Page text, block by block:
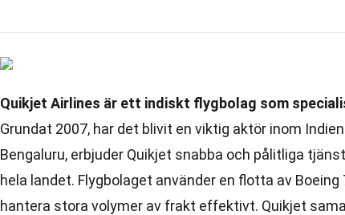
Quikjet Airlines är ett indiskt flygbolag som
Grundat 2007, har det blivit en viktig aktör inom
Bengaluru, erbjuder Quikjet snabba och pålitliga
hela landet. Flygbolaget använder en flotta av
hantera stora volymer av frakt effektivt. Quikjet